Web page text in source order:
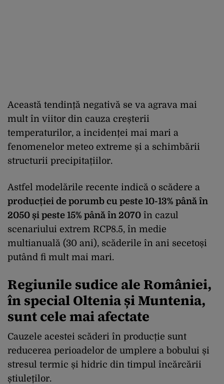
Această tendință negativă se va agrava mai
mult în viitor din cauza creșterii
temperaturilor, a incidenței mai mari a
fenomenelor meteo extreme și a schimbării
structurii precipitațiilor.
Astfel modelările recente indică o scădere a
producției de porumb cu peste 10-13% până în
2050 și peste 15% până în 2070 în cazul
scenariului extrem RCP8.5, în medie
multianuală (30 ani), scăderile în ani secetoși
putând fi mult mai mari.
Regiunile sudice ale României,
în special Oltenia și Muntenia,
sunt cele mai afectate
Cauzele acestei scăderi în producție sunt
reducerea perioadelor de umplere a bobului și
stresul termic și hidric din timpul încărcării
știuleților.